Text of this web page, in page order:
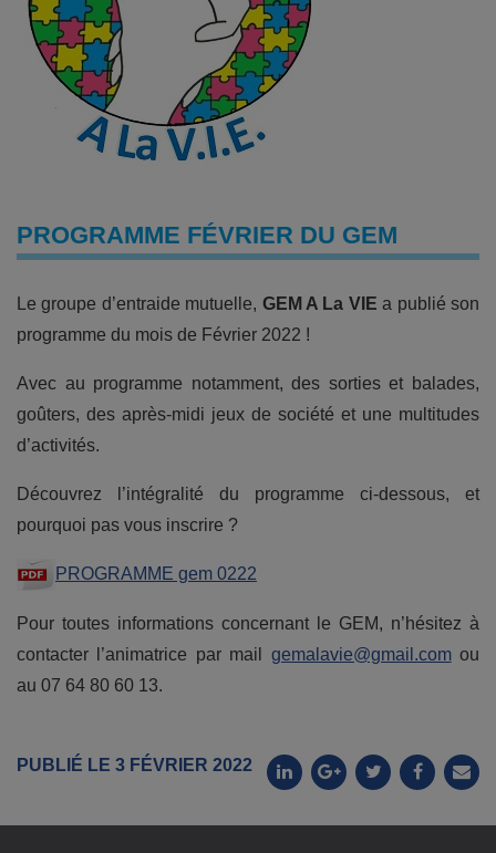
PROGRAMME FÉVRIER DU GEM
Le groupe d’entraide mutuelle, GEM A La VIE a publié son
programme du mois de Février 2022 !
Avec au programme notamment, des sorties et balades,
goûters, des après-midi jeux de société et une multitudes
d’activités.
Découvrez l’intégralité du programme ci-dessous, et
pourquoi pas vous inscrire ?
PROGRAMME gem 0222
Pour toutes informations concernant le GEM, n’hésitez à
contacter l’animatrice par mail gemalavie@gmail.comou
au 07 64 80 60 13.
PUBLIÉ LE 3 FÉVRIER 2022